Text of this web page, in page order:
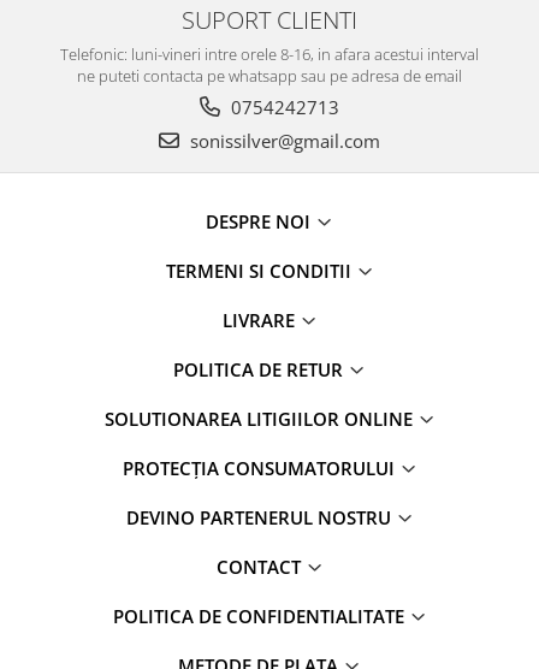
SUPORT CLIENTI
Telefonic: luni-vineri intre orele 8-16, in afara acestui interval
ne puteti contacta pe whatsapp sau pe adresa de email
0754242713
sonissilver@gmail.com
DESPRE NOI
TERMENI SI CONDITII
LIVRARE
POLITICA DE RETUR
SOLUTIONAREA LITIGIILOR ONLINE
PROTECȚIA CONSUMATORULUI
DEVINO PARTENERUL NOSTRU
CONTACT
POLITICA DE CONFIDENTIALITATE